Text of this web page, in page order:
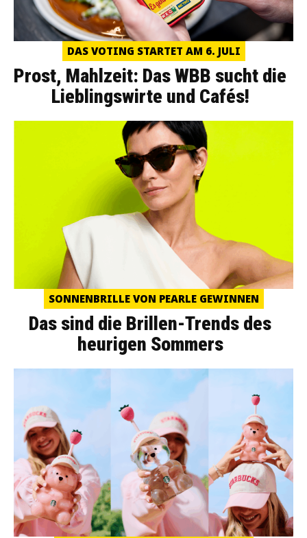
DAS VOTING STARTET AM 6. JULI
Prost, Mahlzeit: Das WBB sucht die
Lieblingswirte und Cafés!
SONNENBRILLE VON PEARLE GEWINNEN
Das sind die Brillen-Trends des
heurigen Sommers